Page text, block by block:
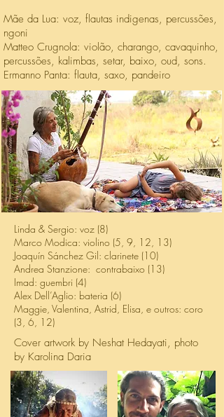
Mãe da Lua: voz, flautas indigenas, percussões,
ngoni
Matteo Crugnola: violão, charango, cavaquinho,
percussões, kalimbas, setar, baixo, oud, sons.
Ermanno Panta: flauta, saxo, pandeiro
Linda & Sergio: voz (8)
Marco Modica: violino (5, 9, 12, 13)
Joaquín Sánchez Gil: clarinete (10)
Andrea Stanzione: contrabaixo (13)
Imad: guembri (4)
Alex Dell’Aglio: bateria (6)
Maggie, Valentina, Astrid, Elisa, e outros: coro
(3, 6, 12)
Cover artwork by Neshat Hedayati, photo
by Karolina Daria